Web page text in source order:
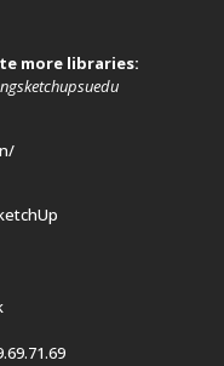
more libraries: